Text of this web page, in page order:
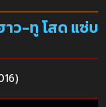
ว-ทู โสด แซ่บ